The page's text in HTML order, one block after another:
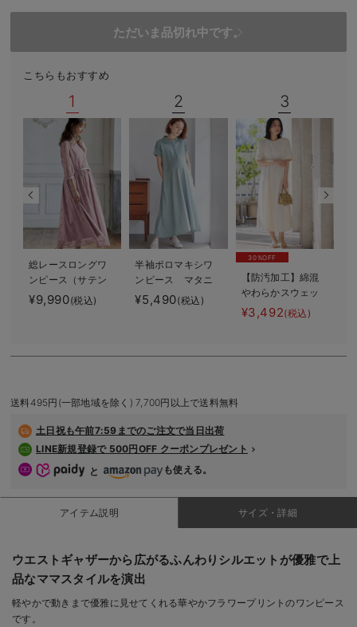
入院準備の持ち物チェック
ただいま品切れ中です。
こちらもおすすめ
1
総レースロングワ
ンピース（サテン
リボンベルト
付） マタニテ
¥9,990(税込)
2
半袖ポロマキシワ
ンピース マタニ
ティ・授乳服【出
産後も長く使え
¥5,490(税込)
3
30%OFF
【防汚加工】綿混
やわらかスウェッ
ト半袖フレアワン
ピース マタニテ
¥3,492(税込)
送料495円(一部地域を除く) 7,700円以上で送料無料
土日祝も午前7:59までのご注文で当日出荷
LINE新規登録で 500円OFF クーポンプレゼント
と
も使える。
アイテム説明 サイズ・詳細
ウエストギャザーから広がるふんわりシルエットが優雅で上
品なママスタイルを演出
軽やかで動きまで優雅に見せてくれる華やかフラワープリントのワンピース
です。